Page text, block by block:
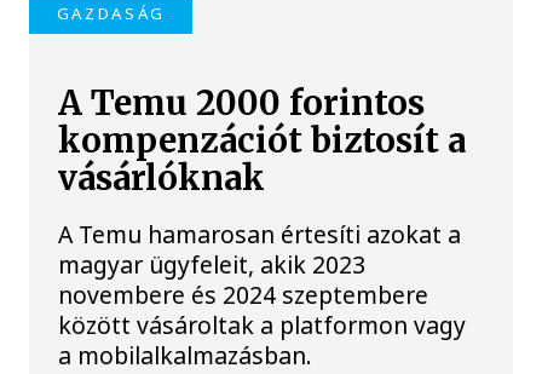
GAZDASÁG
A Temu 2000 forintos
kompenzációt biztosít a
vásárlóknak
A Temu hamarosan értesíti azokat a
magyar ügyfeleit, akik 2023
novembere és 2024 szeptembere
között vásároltak a platformon vagy
a mobilalkalmazásban.